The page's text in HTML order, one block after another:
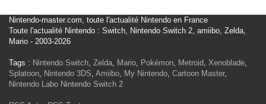
Nintendo-master.com, toute l'actualité Nintendo en France
Toute l'actualité Nintendo : Switch, Nintendo Switch 2, amiibo, Zelda,
Mario - 2003-2026
Tags : Nintendo Switch, Zelda, Mario, Pokémon, Metroid, Xenoblade,
Splatoon, Nintendo 3DS, Amiibo, My Nintendo, Cartoon Master,
Nintendo Labo Nintendo Switch 2